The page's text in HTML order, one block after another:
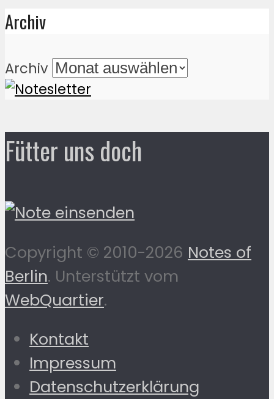
Archiv
Archiv
Fütter uns doch
Copyright © 2010-2026 Notes of
Berlin. Unterstützt vom
WebQuartier.
Kontakt
Impressum
Datenschutzerklärung